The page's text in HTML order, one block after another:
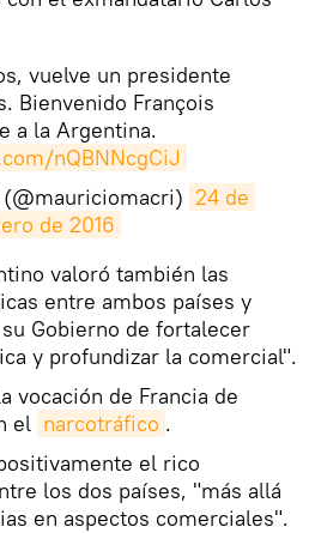
vuelve un presidente
Bienvenido François
a la Argentina.
nQBNNcgCiJ
24 de
de 2016
valoró también las
entre ambos países y
Gobierno de fortalecer
y profundizar la comercial".
vocación de Francia de
el narcotráfico .
el rico
los dos países, "más allá
en aspectos comerciales".